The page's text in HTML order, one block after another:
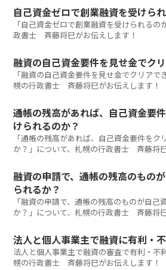
自己資金ゼロで創業融資を受けら
「自己資金ゼロで創業融資を受けられる
政書士 斉藤将巳がお伝えします！
融資の自己資金要件を見せ金でク
「融資の自己資金要件を見せ金でクリアで
幌の行政書士 斉藤将巳がお伝えします！
通帳の残高があれば、自己資金要
けられるのか？
「通帳の残高があれば、自己資金要件を
か？」について、札幌の行政書士 斉藤将
融資の申請で、通帳の残高のもの
られるか？
「融資の申請で、通帳の残高のものが自己
か？」について、札幌の行政書士 斉藤将
法人と個人事業主で融資に有利・
法人と個人事業主で融資の審査で有利・不
幌の行政書士 斉藤将巳がお伝えします！